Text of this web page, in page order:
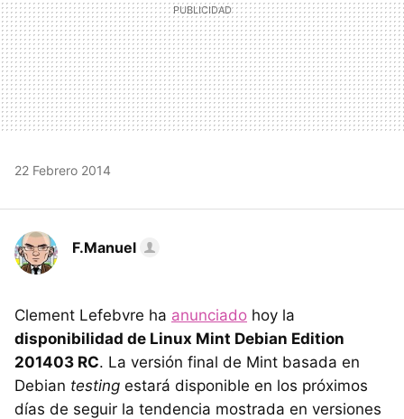
22 Febrero 2014
F.Manuel
Clement Lefebvre ha anunciado hoy la
disponibilidad de Linux Mint Debian Edition
201403 RC. La versión final de Mint basada en
Debian testing estará disponible en los próximos
días de seguir la tendencia mostrada en versiones